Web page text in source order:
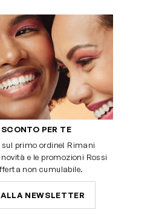
PER TE
sul primo ordine! Rimani
e le promozioni Rossi
non cumulabile.
NEWSLETTER